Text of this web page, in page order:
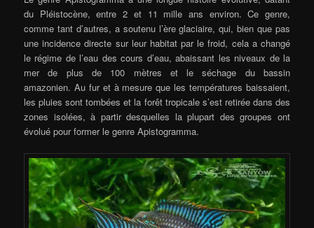
du Pléistocène, entre 2 et 11 mille ans environ. Ce genre,
comme tant d’autres, a soutenu l’ère glaciaire, qui, bien que pas
une incidence directe sur leur habitat par le froid, cela a changé
le régime de l’eau des cours d’eau, abaissant les niveaux de la
mer de plus de 100 mètres et le séchage du bassin
amazonien. Au fur et à mesure que les températures baissaient,
les pluies sont tombées et la forêt tropicale s’est retirée dans des
zones isolées, à partir desquelles la plupart des groupes ont
évolué pour former le genre Apistogramma.